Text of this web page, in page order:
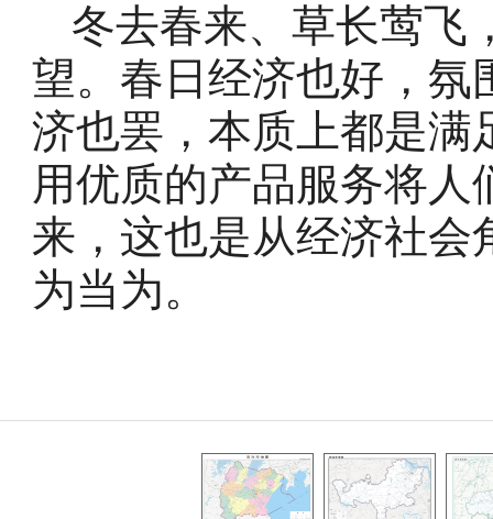
冬去春来、草长莺飞
望。春日经济也好，氛
济也罢，本质上都是满
用优质的产品服务将
来，这也是从经济社会
为当为。